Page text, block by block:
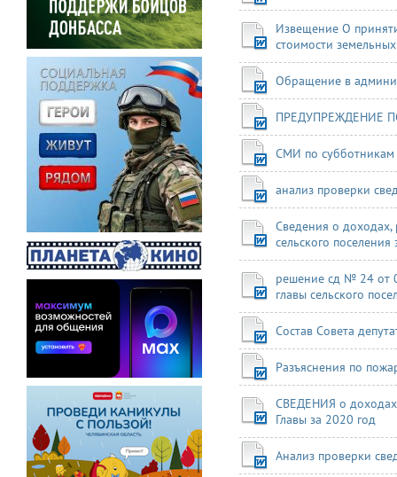
Извещение О
стоимости
Обращение в
ПРЕДУПРЕЖДЕНИЕ
СМИ по субботникам
анализ проверки
Сведения о доходах,
сельского
решение сд № 24 от
главы сельского
Состав Совета
Разъяснения по
СВЕДЕНИЯ о доходах,
Главы за 2020 год
Анализ проверки